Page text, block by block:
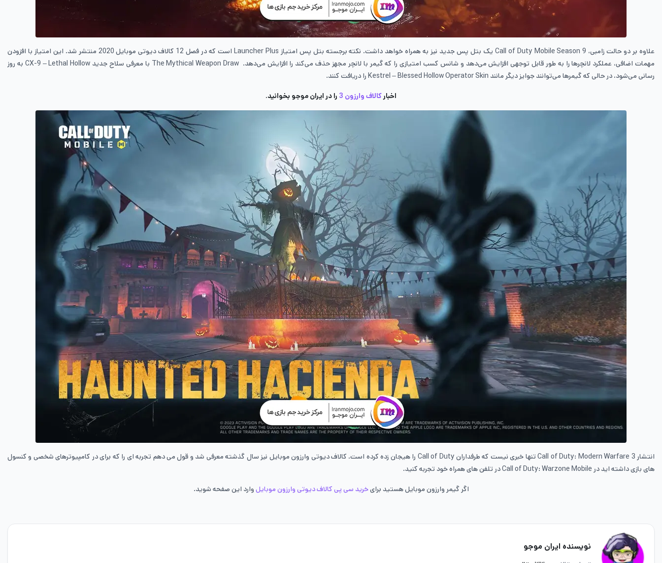
علاوه بر دو حالت زامبی، Call of Duty Mobile Season 9 یک بتل پس جدید نیز به همراه خواهد داشت. نکته برجسته بتل پس امتیاز Launcher Plus
است که در فصل 12 کالاف دیوتی موبایل 2020 منتشر شد. این امتیاز با افزودن
مهمات اضافی، عملکرد لانچرها را به طور قابل توجهی افزایش می‌دهد و شانس کسب امتیازی را که گیمر با لانچر مجهز حذف می‌کند را افزایش می‌دهد. The Mythical Weapon Draw با معرفی سلاح جدید CX-9 – Lethal Hollow به روز
رسانی می‌شود، در حالی که گیمرها می‌توانند جوایز دیگر مانند Kestrel – Blessed Hollow Operator Skin را دریافت کنند.
اخبار کالاف وارزون 3 را در ایران موجو بخوانید.
انتشار Call of Duty: Modern Warfare 3 تنها خبری نیست که طرفداران Call of Duty را هیجان زده کرده است. کالاف دیوتی وارزون موبایل نیز سال گذشته معرفی شد و قول می دهم تجربه ای را که برای در کامپیوترهای شخصی و کنسول
های بازی داشته اید در Call of Duty: Warzone Mobileدر تلفن های همراه خود تجربه کنید.
اگر گیمر وارزون موبایل هستید برایخرید سی پی کالاف دیوتی وارزون موبایل وارد این صفحه شوید.
نویسنده ایران موجو